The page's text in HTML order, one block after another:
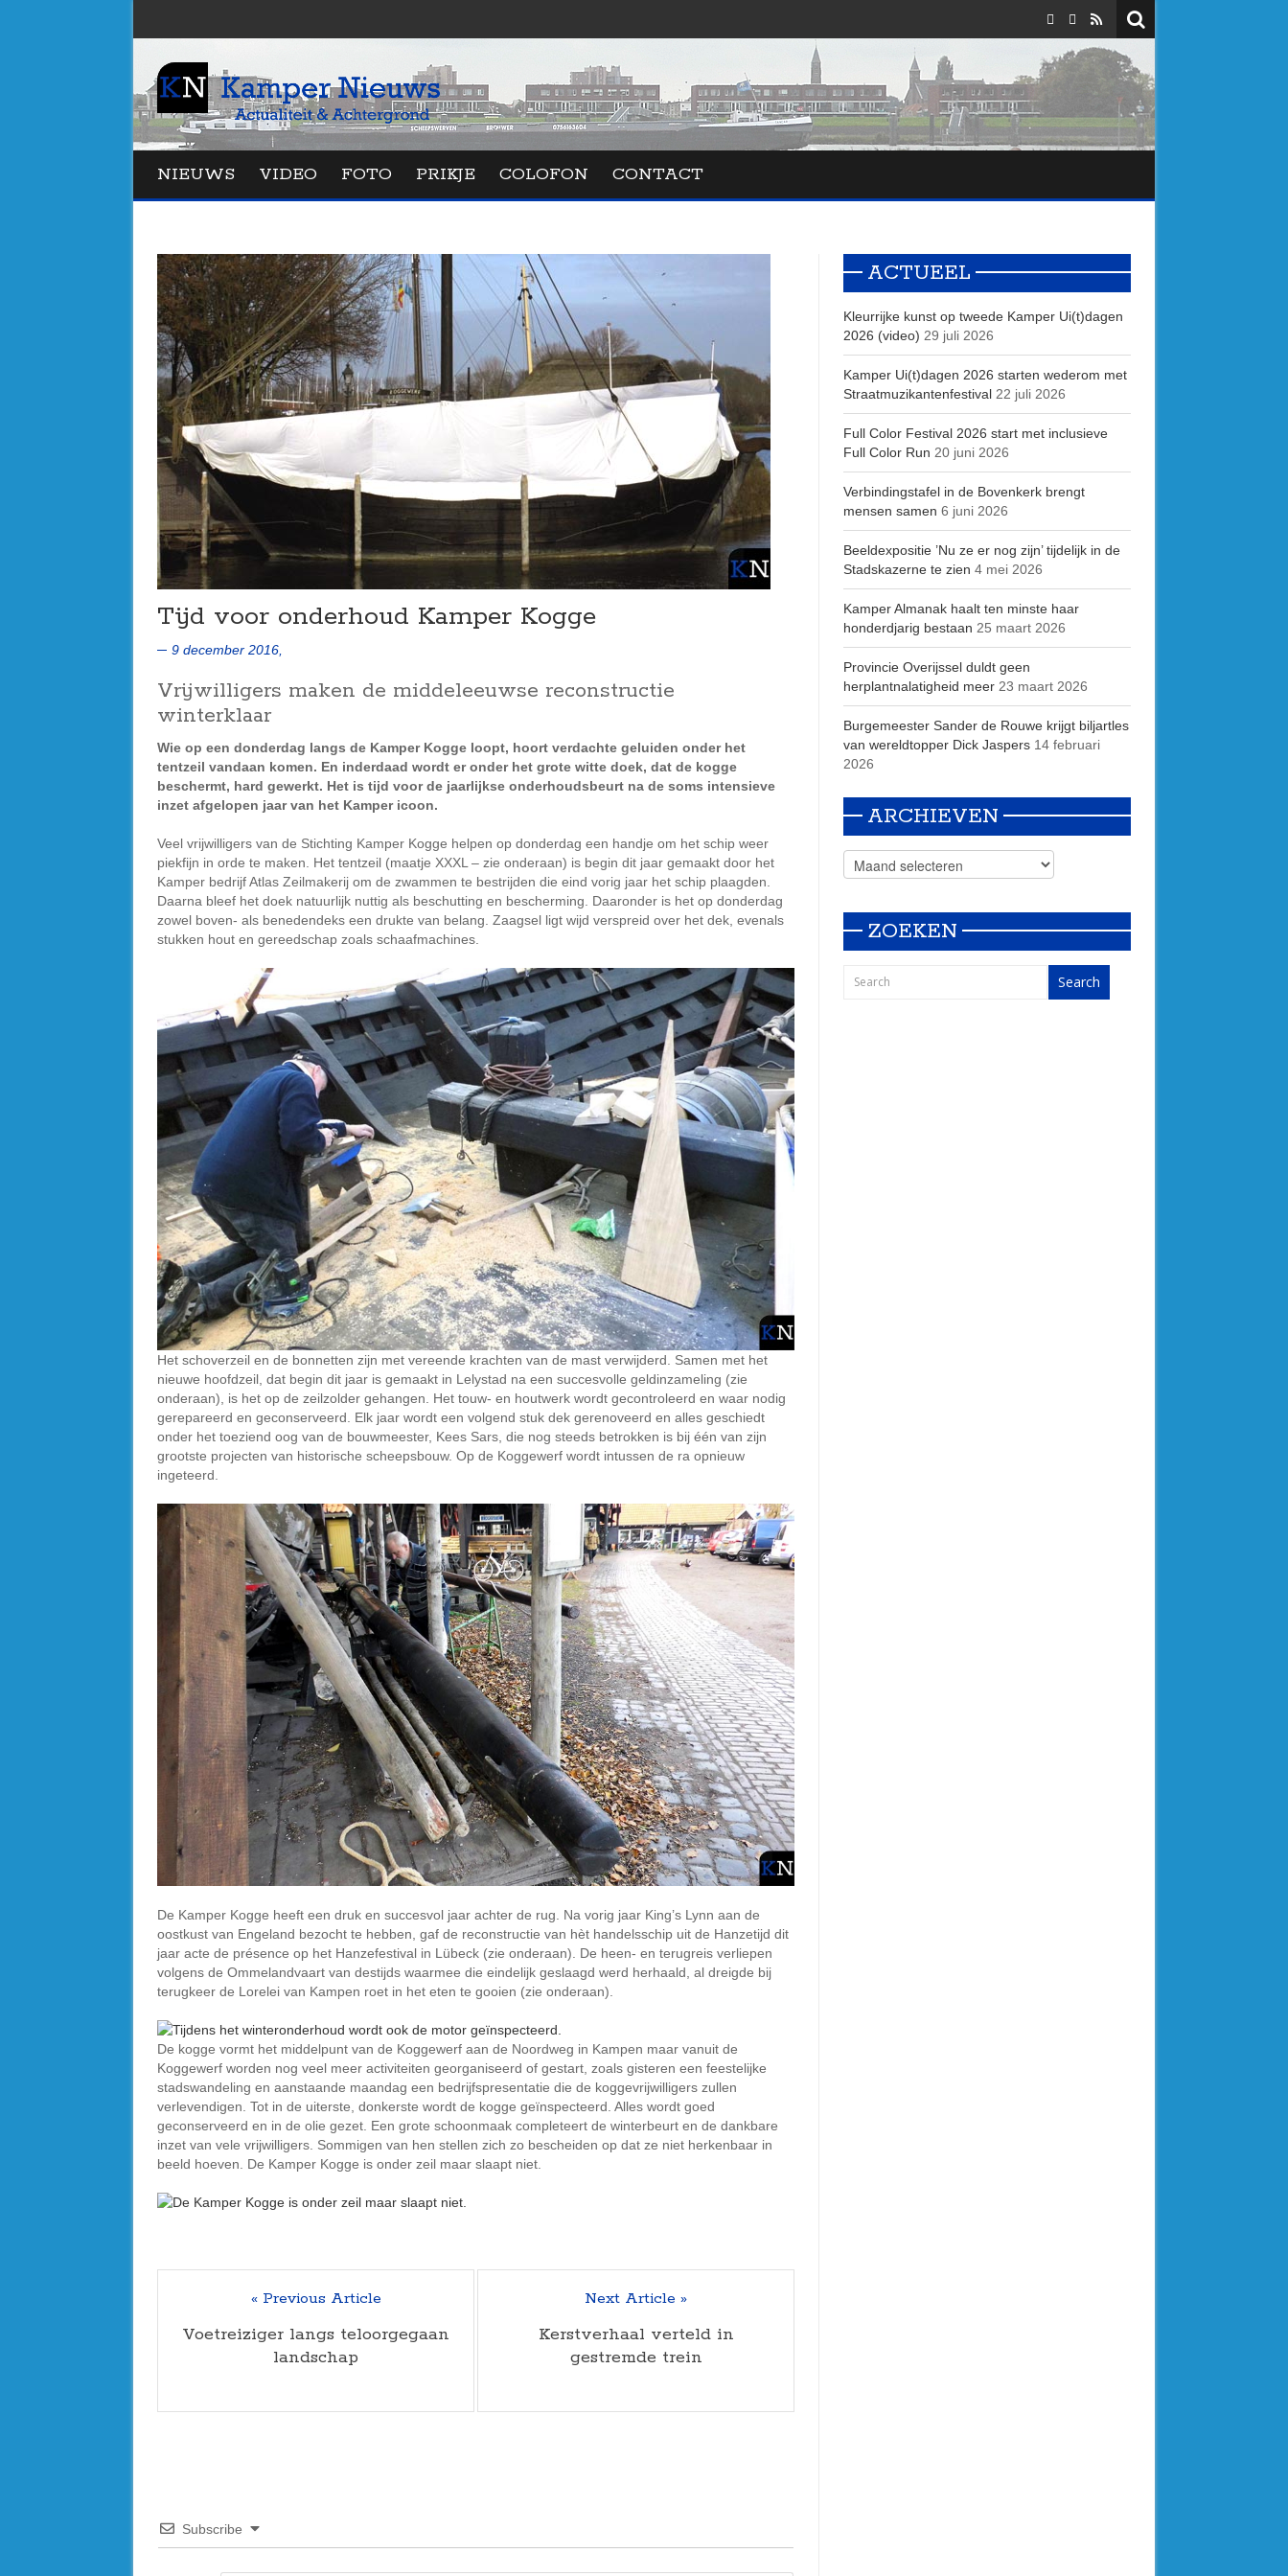
NIEUWS VIDEO FOTO PRIKJE COLOFON CONTACT
Tijd voor onderhoud Kamper Kogge
9 december 2016,
Vrijwilligers maken de middeleeuwse reconstructie
winterklaar
Wie op een donderdag langs de Kamper Kogge loopt, hoort verdachte geluiden onder het
tentzeil vandaan komen. En inderdaad wordt er onder het grote witte doek, dat de kogge
beschermt, hard gewerkt. Het is tijd voor de jaarlijkse onderhoudsbeurt na de soms intensieve
inzet afgelopen jaar van het Kamper icoon.
Veel vrijwilligers van de Stichting Kamper Kogge helpen op donderdag een handje om het schip weer
piekfijn in orde te maken. Het tentzeil (maatje XXXL – zie onderaan) is begin dit jaar gemaakt door het
Kamper bedrijf Atlas Zeilmakerij om de zwammen te bestrijden die eind vorig jaar het schip plaagden.
Daarna bleef het doek natuurlijk nuttig als beschutting en bescherming. Daaronder is het op donderdag
zowel boven- als benedendeks een drukte van belang. Zaagsel ligt wijd verspreid over het dek, evenals
stukken hout en gereedschap zoals schaafmachines.
Het schoverzeil en de bonnetten zijn met vereende krachten van de mast verwijderd. Samen met het
nieuwe hoofdzeil, dat begin dit jaar is gemaakt in Lelystad na een succesvolle geldinzameling (zie
onderaan), is het op de zeilzolder gehangen. Het touw- en houtwerk wordt gecontroleerd en waar nodig
gerepareerd en geconserveerd. Elk jaar wordt een volgend stuk dek gerenoveerd en alles geschiedt
onder het toeziend oog van de bouwmeester, Kees Sars, die nog steeds betrokken is bij één van zijn
grootste projecten van historische scheepsbouw. Op de Koggewerf wordt intussen de ra opnieuw
ingeteerd.
De Kamper Kogge heeft een druk en succesvol jaar achter de rug. Na vorig jaar King’s Lynn aan de
oostkust van Engeland bezocht te hebben, gaf de reconstructie van hèt handelsschip uit de Hanzetijd dit
jaar acte de présence op het Hanzefestival in Lübeck (zie onderaan). De heen- en terugreis verliepen
volgens de Ommelandvaart van destijds waarmee die eindelijk geslaagd werd herhaald, al dreigde bij
terugkeer de Lorelei van Kampen roet in het eten te gooien (zie onderaan).
De kogge vormt het middelpunt van de Koggewerf aan de Noordweg in Kampen maar vanuit de
Koggewerf worden nog veel meer activiteiten georganiseerd of gestart, zoals gisteren een feestelijke
stadswandeling en aanstaande maandag een bedrijfspresentatie die de koggevrijwilligers zullen
verlevendigen. Tot in de uiterste, donkerste wordt de kogge geïnspecteerd. Alles wordt goed
geconserveerd en in de olie gezet. Een grote schoonmaak completeert de winterbeurt en de dankbare
inzet van vele vrijwilligers. Sommigen van hen stellen zich zo bescheiden op dat ze niet herkenbaar in
beeld hoeven. De Kamper Kogge is onder zeil maar slaapt niet.
« Previous Article
Voetreiziger langs teloorgegaan
landschap
Next Article »
Kerstverhaal verteld in
gestremde trein
Subscribe
ACTUEEL
Kleurrijke kunst op tweede Kamper Ui(t)dagen
2026 (video) 29 juli 2026
Kamper Ui(t)dagen 2026 starten wederom met
Straatmuzikantenfestival 22 juli 2026
Full Color Festival 2026 start met inclusieve
Full Color Run 20 juni 2026
Verbindingstafel in de Bovenkerk brengt
mensen samen 6 juni 2026
Beeldexpositie ’Nu ze er nog zijn’ tijdelijk in de
Stadskazerne te zien 4 mei 2026
Kamper Almanak haalt ten minste haar
honderdjarig bestaan 25 maart 2026
Provincie Overijssel duldt geen
herplantnalatigheid meer 23 maart 2026
Burgemeester Sander de Rouwe krijgt biljartles
van wereldtopper Dick Jaspers 14 februari
2026
ARCHIEVEN
ZOEKEN